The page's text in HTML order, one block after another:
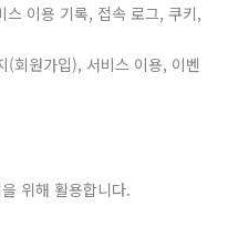
스 이용 기록, 접속 로그, 쿠키,
(회원가입), 서비스 이용, 이벤
위해 활용합니다.